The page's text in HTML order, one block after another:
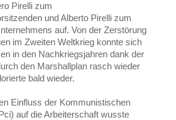
Pirelli zum
und Alberto Pirelli zum
auf. Von der Zerstörung
im Zweiten Weltkrieg konnte sich
in den Nachkriegsjahren dank der
den Marshallplan rasch wieder
bald wieder.
Einfluss der Kommunistischen
auf die Arbeiterschaft wusste